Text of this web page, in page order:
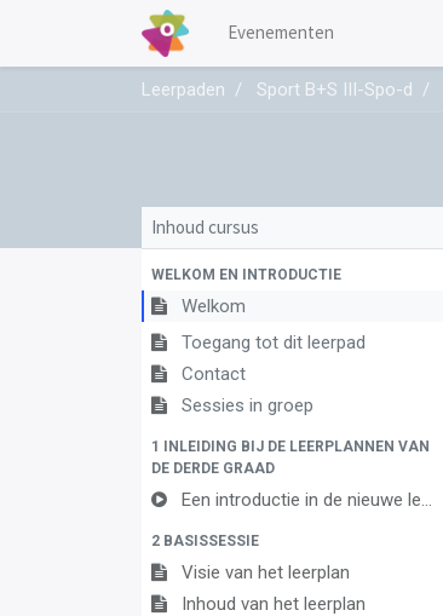
Evenementen
Leerpaden Sport B+S III-Spo-d
Inhoud cursus
WELKOM EN INTRODUCTIE
Welkom
Toegang tot dit leerpad
Contact
Sessies in groep
1 INLEIDING BIJ DE LEERPLANNEN VAN
DE DERDE GRAAD
Een introductie in de nieuwe leerplannen van de derde graad
2 BASISSESSIE
Visie van het leerplan
Inhoud van het leerplan